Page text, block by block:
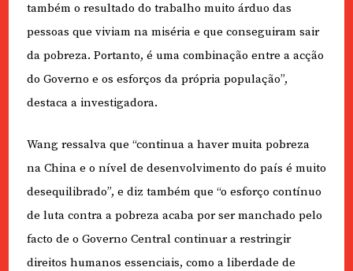
também o resultado do trabalho muito árduo das
pessoas que viviam na miséria e que conseguiram sair
da pobreza. Portanto, é uma combinação entre a acção
do Governo e os esforços da própria população”,
destaca a investigadora.
Wang ressalva que “continua a haver muita pobreza
na China e o nível de desenvolvimento do país é muito
desequilibrado”, e diz também que “o esforço contínuo
de luta contra a pobreza acaba por ser manchado pelo
facto de o Governo Central continuar a restringir
direitos humanos essenciais, como a liberdade de